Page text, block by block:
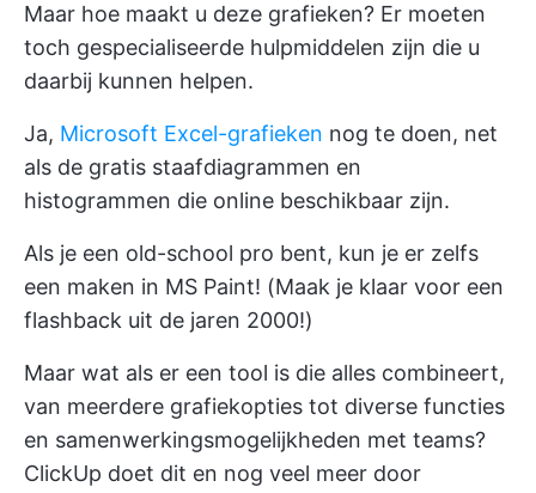
Maar hoe maakt u deze grafieken? Er moeten
toch gespecialiseerde hulpmiddelen zijn die u
daarbij kunnen helpen.
Ja, Microsoft Excel-grafieken nog te doen, net
als de gratis staafdiagrammen en
histogrammen die online beschikbaar zijn.
Als je een old-school pro bent, kun je er zelfs
een maken in MS Paint! (Maak je klaar voor een
flashback uit de jaren 2000!)
Maar wat als er een tool is die alles combineert,
van meerdere grafiekopties tot diverse functies
en samenwerkingsmogelijkheden met teams?
ClickUp doet dit en nog veel meer door